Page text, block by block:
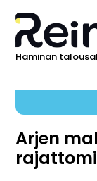
Haminan
Arjen